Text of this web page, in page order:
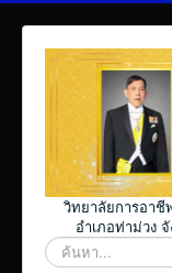
วิทยาลัยการอาชี
อำเภอท่าม่วง
ค้นหา...